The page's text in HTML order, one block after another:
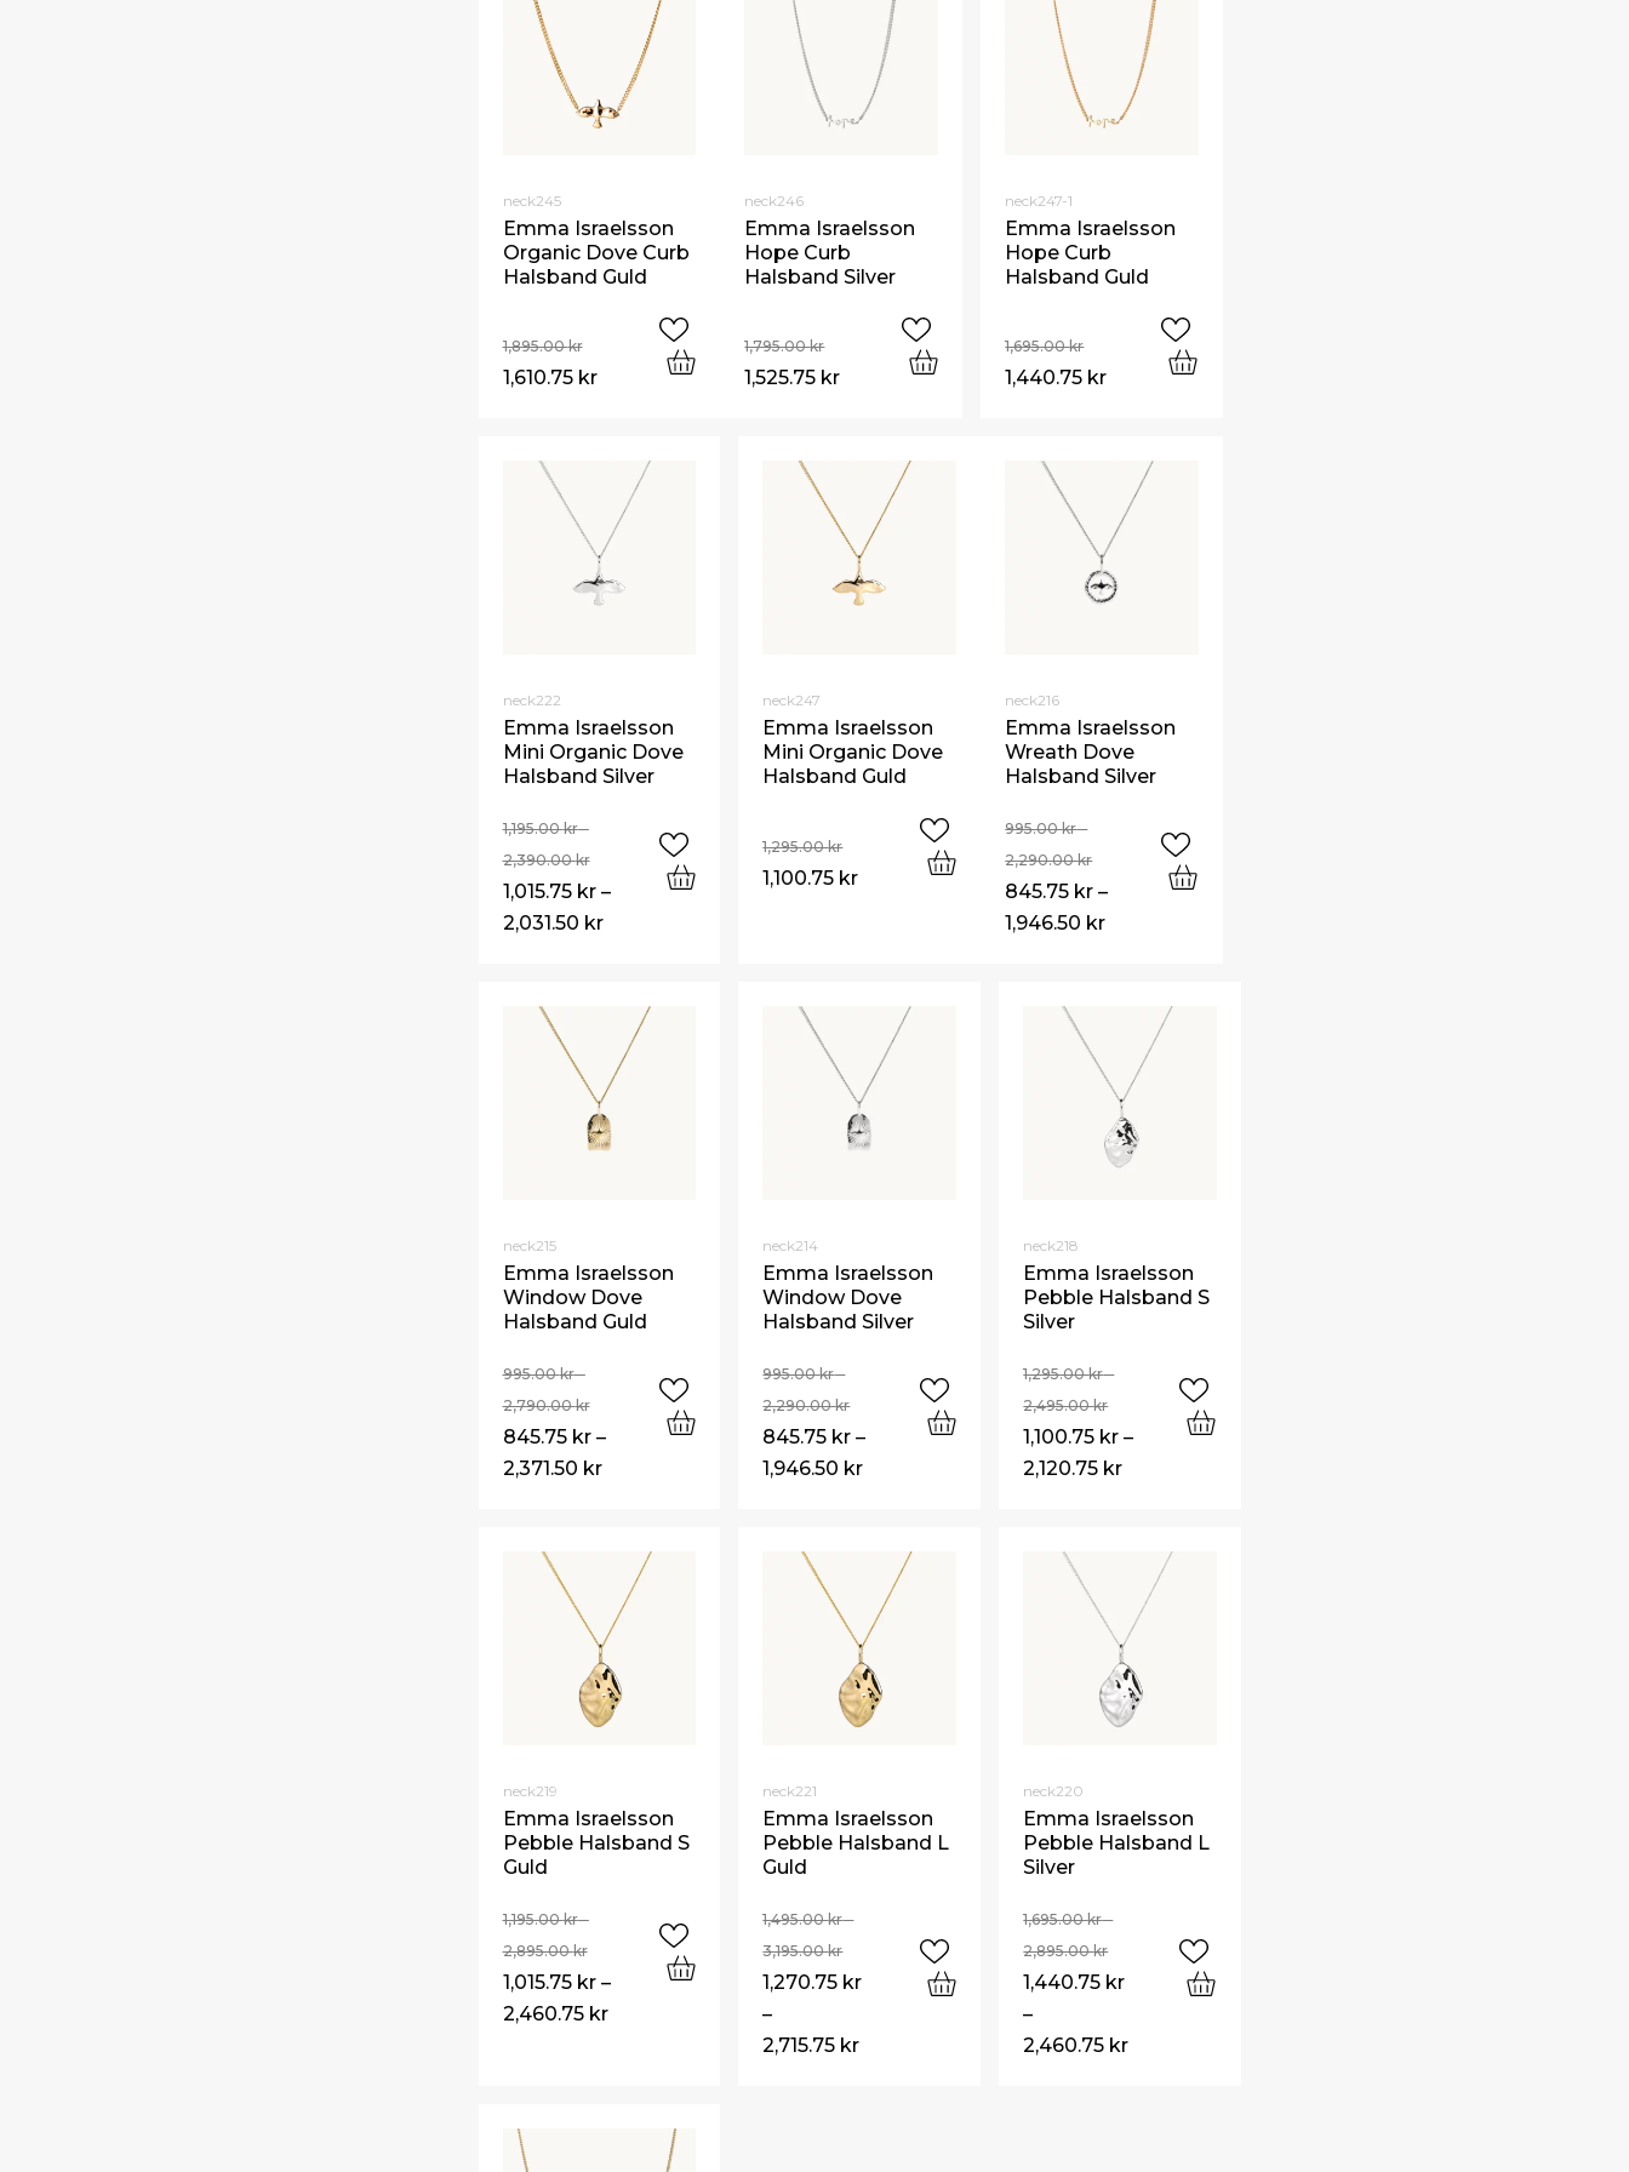
neck245
Emma Israelsson
Organic Dove Curb
Halsband Guld
1,895.00kr
1,610.75 kr
neck246
Emma Israelsson
Hope Curb
Halsband Silver
1,795.00kr
1,525.75 kr
neck247-1
Emma Israelsson
Hope Curb
Halsband Guld
1,695.00kr
1,440.75 kr
neck222
Emma Israelsson
Mini Organic Dove
Halsband Silver
1,195.00kr–
2,390.00kr
1,015.75 kr–
2,031.50 kr
neck247
Emma Israelsson
Mini Organic Dove
Halsband Guld
1,295.00kr
1,100.75 kr
neck216
Emma Israelsson
Wreath Dove
Halsband Silver
995.00kr–
2,290.00kr
845.75 kr –
1,946.50 kr
neck215
Emma Israelsson
Window Dove
Halsband Guld
995.00kr–
2,790.00kr
845.75 kr–
2,371.50 kr
neck214
Emma Israelsson
Window Dove
Halsband Silver
995.00kr–
2,290.00kr
845.75 kr –
1,946.50 kr
neck218
Emma Israelsson
Pebble Halsband S
Silver
1,295.00kr–
2,495.00kr
1,100.75 kr –
2,120.75 kr
neck219
Emma Israelsson
Pebble Halsband S
Guld
1,195.00kr–
2,895.00kr
1,015.75 kr–
2,460.75 kr
neck221
Emma Israelsson
Pebble Halsband L
Guld
1,495.00kr–
3,195.00kr
1,270.75 kr
–
2,715.75 kr
neck220
Emma Israelsson
Pebble Halsband L
Silver
1,695.00kr–
2,895.00kr
1,440.75 kr
–
2,460.75 kr